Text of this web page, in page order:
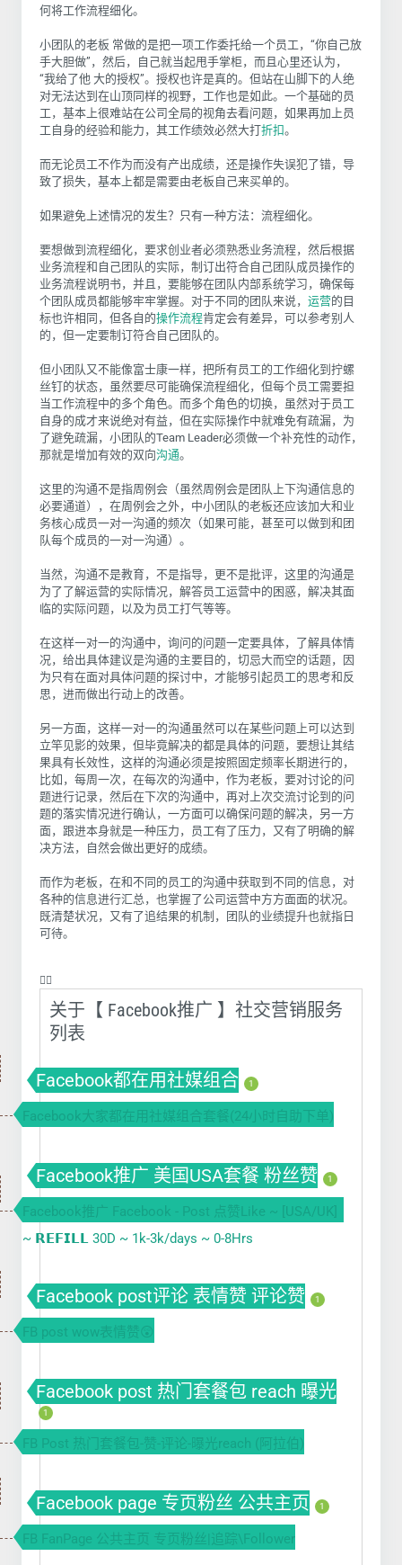
何将工作流程细化。
小团队的老板 常做的是把一项工作委托给一个员工，“你自己放
手大胆做”，然后，自己就当起甩手掌柜，而且心里还认为，
“我给了他 大的授权”。授权也许是真的。但站在山脚下的人绝
对无法达到在山顶同样的视野，工作也是如此。一个基础的员
工，基本上很难站在公司全局的视角去看问题，如果再加上员
工自身的经验和能力，其工作绩效必然大打折扣。
而无论员工不作为而没有产出成绩，还是操作失误犯了错，导
致了损失，基本上都是需要由老板自己来买单的。
如果避免上述情况的发生？只有一种方法：流程细化。
要想做到流程细化，要求创业者必须熟悉业务流程，然后根据
业务流程和自己团队的实际，制订出符合自己团队成员操作的
业务流程说明书，并且，要能够在团队内部系统学习，确保每
个团队成员都能够牢牢掌握。对于不同的团队来说， 运营的目
标也许相同，但各自的操作流程肯定会有差异，可以参考别人
的，但一定要制订符合自己团队的。
但小团队又不能像富士康一样，把所有员工的工作细化到拧螺
丝钉的状态，虽然要尽可能确保流程细化，但每个员工需要担
当工作流程中的多个角色。而多个角色的切换，虽然对于员工
自身的成才来说绝对有益，但在实际操作中就难免有疏漏，为
了避免疏漏，小团队的Team Leader必须做一个补充性的动作，
那就是增加有效的双向沟通。
这里的沟通不是指周例会（虽然周例会是团队上下沟通信息的
必要通道），在周例会之外，中小团队的老板还应该加大和业
务核心成员一对一沟通的频次（如果可能，甚至可以做到和团
队每个成员的一对一沟通）。
当然，沟通不是教育，不是指导，更不是批评，这里的沟通是
为了了解运营的实际情况，解答员工运营中的困惑，解决其面
临的实际问题，以及为员工打气等等。
在这样一对一的沟通中，询问的问题一定要具体，了解具体情
况，给出具体建议是沟通的主要目的，切忌大而空的话题，因
为只有在面对具体问题的探讨中，才能够引起员工的思考和反
思，进而做出行动上的改善。
另一方面，这样一对一的沟通虽然可以在某些问题上可以达到
立竿见影的效果，但毕竟解决的都是具体的问题，要想让其结
果具有长效性，这样的沟通必须是按照固定频率长期进行的，
比如，每周一次，在每次的沟通中，作为老板，要对讨论的问
题进行记录，然后在下次的沟通中，再对上次交流讨论到的问
题的落实情况进行确认，一方面可以确保问题的解决，另一方
面，跟进本身就是一种压力，员工有了压力，又有了明确的解
决方法，自然会做出更好的成绩。
而作为老板，在和不同的员工的沟通中获取到不同的信息，对
各种的信息进行汇总，也掌握了公司运营中方方面面的状况。
既清楚状况，又有了追结果的机制，团队的业绩提升也就指日
可待。
❤️‍🔥
关于【 Facebook推广 】社交营销服务
列表
Facebook都在用社媒组合 1
Facebook大家都在用社媒组合套餐(24小时自助下单)
Facebook推广 美国USA套餐 粉丝赞 1
Facebook推广 Facebook - Post 点赞Like ~ [USA/UK]
~ 𝗥𝗘𝗙𝗜𝗟𝗟 30D ~ 1k-3k/days ~ 0-8Hrs
Facebook post评论 表情赞 评论赞 1
FB post wow表情赞😲
Facebook post 热门套餐包 reach 曝光
1
FB Post 热门套餐包-赞-评论-曝光reach (阿拉伯)
Facebook page 专页粉丝 公共主页 1
FB FanPage 公共主页 专页粉丝|追踪\Follower